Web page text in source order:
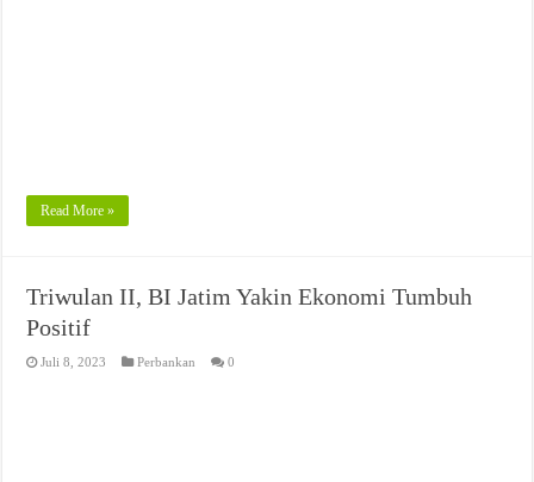
Read More »
Triwulan II, BI Jatim Yakin Ekonomi Tumbuh
Positif
Juli 8, 2023 Perbankan 0